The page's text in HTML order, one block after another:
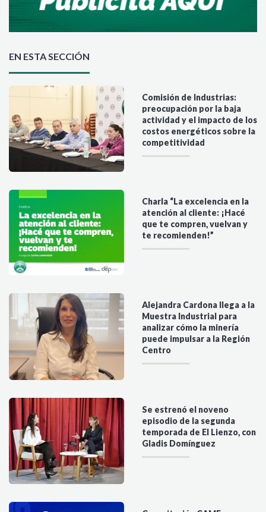
EN ESTA SECCIÓN
Comisión de Industrias:
preocupación por la baja
actividad y el impacto de los
costos energéticos sobre la
competitividad
Charla “La excelencia en la
atención al cliente: ¡Hacé
que te compren, vuelvan y
te recomienden!”
Alejandra Cardona llega a la
Muestra Industrial para
analizar cómo la minería
puede impulsar a la Región
Centro
Se estrenó el noveno
episodio de la segunda
temporada de El Lienzo, con
Gladis Domínguez